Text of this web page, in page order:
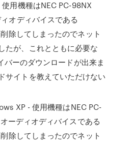
用機種はNEC PC-98NX
オディバイスである
除してしまったのでネット
たが、これとともに必要な
ーのダウンロードが出来ま
サイトを教えていただけない
XP - 使用機種はNEC PC-
ーディオディバイスである
除してしまったのでネット